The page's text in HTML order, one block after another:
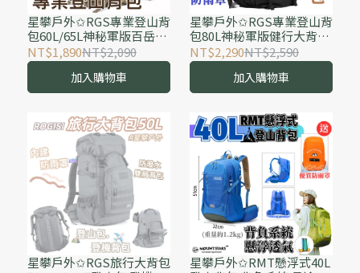
星攀戶外✩RGS專業登山背
包60L/65L神秘軍版百岳登
山包/60升旅行大背包 適用
3-5天行程 野外探險內建防
NT$1,890NT$2,090
加入購物車
星攀戶外✩RGS專業登山背
包80L神秘軍版健行大背
包.80-100公升登山包.行軍
大容量背包 野外探險背包.
內建防雨罩
NT$2,290NT$2,590
加入購物車
星攀戶外✩RGS旅行大背包
星攀戶外✩RMT懸浮式40L